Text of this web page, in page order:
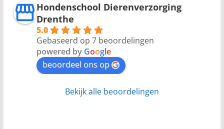
Hondenschool Dierenverzorging
Drenthe
5.0
Gebaseerd op 7 beoordelingen
powered by Google
beoordeel ons op
Bekijk alle beoordelingen